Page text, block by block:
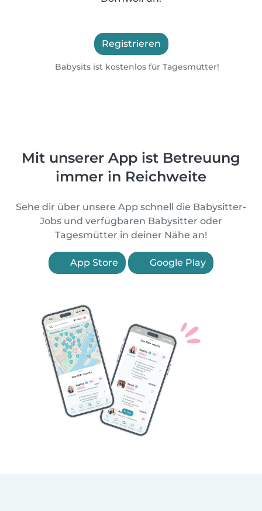
Registrieren
Babysits ist kostenlos für Tagesmütter!
Mit unserer App ist Betreuung
immer in Reichweite
Sehe dir über unsere App schnell die Babysitter-
Jobs und verfügbaren Babysitter oder
Tagesmütter in deiner Nähe an!
App Store Google Play